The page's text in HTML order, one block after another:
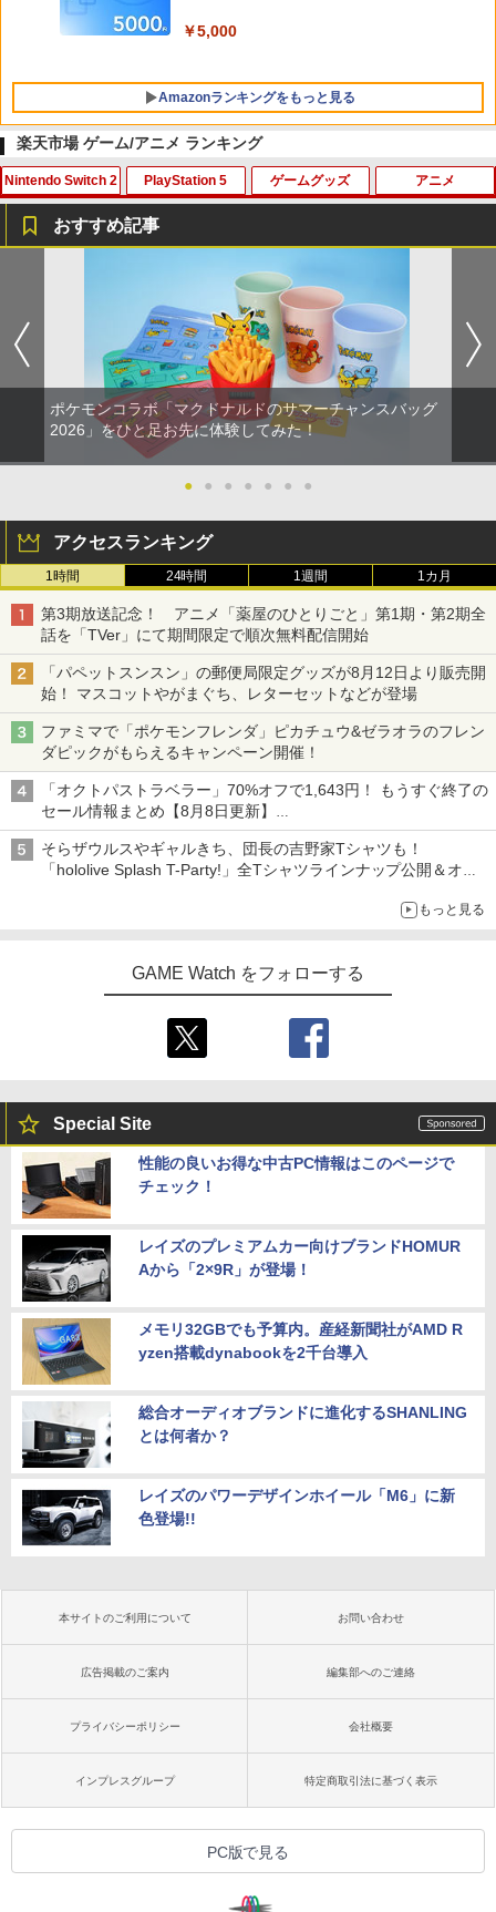
￥5,000
Amazonランキングをもっと見る
1
PlayStation 5 デジタル・エディション
￥55,000
Beast of Reincarnation -PS5 【特典】
プロダクトコード 封入
￥7,286
￥11,849
4
【純正品】DualSense ワイヤレスコン
トローラー ミッドナイト ブラック(CFI-
ZCT2J01)
￥10,737
【純正品】DualSense ワイヤレスコン
トローラー(CFI-ZCT2J)
￥10,737
1
【純正品】Xbox ワイヤレス コントロー
【純正品】Xbox ワイヤレス コントロー
ラー (ロボット ホワイト)
￥7,681
ラー (カーボンブラック)
￥8,020
【純正品】Xbox 充電式バッテリー + US
B-C ケーブル
￥2,618
5
【国内正規品】Thrustmaster スラスト
マスター TH8S シフター - PC、PS4、P
S5、PS5 Pro、Xbox One、Xbox Serie
s X|S 対応の高精度 H パターン シフター
￥14,141
1
劇場版「鬼滅の刃」無限城編 第一章 猗
劇場版「鬼滅の刃」無限城編 第一章 猗
窩座再来 通常版 [DVD]
￥3,523
ナル三方背収納ケース付きコレクション)
(オリジナル特典:オリジナル巾着＋メー
カー特典:【坤と離】二振りの剣、十翼よ
り来たる！スタジオ描き下ろしイラスト
ボード付) [Blu-ray]
￥10,780
4
劇場版「鬼滅の刃」無限城編 第一章 猗
窩座再来 完全生産限定版 [Blu-ray]
￥8,698
『映画 ラブライブ！蓮ノ空女学院スクー
ルアイドルクラブ Bloom Garden Part
￥8,589
楽天市場 ゲーム/アニメ ランキング
Nintendo Switch 2
【特典】進撃の巨人3 Switch2版(【早
期購入封入特典】DLC)
￥8,518
ダービースタリオン2 【Switch2】 POT-
P-AB73A
￥8,582
3
任天堂 マリオカート ワールド【Switch
￥8,960
任天堂 【Switch2】マリオカート ワール
ド [BEE-P-AAAAA NSW2 マリオカ-ト
ワ-ルド]
￥8,970
PlayStation 5
【特典】BLUE REFLECTION Quartet:
少女たちのキセキ PS5版(【早期購入特
典】特別フォトフレーム「Quartet」)
￥6,342
【特典】真・三國無双2 with 猛将伝 Re
典】「赤兎鐙『真・三國無双2』レトロ
スタイル」DLC)
￥6,358
3
【特典】ファイナルファンタジー レゾナ
ンス PS5版(【初回封入特典】魔導船＆
かけだし騎士の応援パック・かけだし騎
士のスタートダッシュパック)
￥6,526
4
サドン ストライク 5 デラックスエディシ
ョン
￥6,628
S5版(【早期購入封入特典】冒険スター
トダッシュセット)
￥7,199
ゲームグッズ
【中古】ファイナルファンタジーXII レ
ヴァナント・ウイング
￥596
【中古】PS2 ギャロップレーサー6 −R
evolution− PS2 the Best
[Switch] Pokemon Champions + スタ
ーターパック（ダウンロード版）※720
ポイントまでご利用可
￥980
【中古】グランド・セフト・オートV
【CEROレーティング「Z」】 (「特典」
タイガーシャークマネーカード(「GTAオ
ンライン」マネー$20万)DLCのプロダク
トコード 同梱)- PS4
￥1,598
【中古】Nintendo Switch Proコントロ
アニメ
マクロスプラス MOVIE EDITION【Blu-r
ay】 [ 山崎たくみ ]
￥4,070
Flow【Blu-ray】 [ ギンツ・ジルバロデ
ィス ]
￥4,316
3
【楽天ブックス限定先着特典】「超かぐ
ースター) [ 夏吉ゆうこ ]
￥6,800
4
マシンロボ ぶっちぎりバトルハッカーズ
全31話BOXセット ブルーレイ【Blu-ra
y】
￥7,300
劇場版「鬼滅の刃」無限城編 第一章 猗
窩座再来(完全生産限定版)【Blu-ray】 [
￥8,690
おすすめ記事
ポケモンコラボ「マクドナルドのサマーチャンスバッグ
2026」をひと足お先に体験してみた！
● ● ● ● ● ● ●
アクセスランキング
1時間 24時間 1週間 1カ月
第3期放送記念！ アニメ「薬屋のひとりごと」第1期・第2期全
話を「TVer」にて期間限定で順次無料配信開始
「パペットスンスン」の郵便局限定グッズが8月12日より販売開
始！ マスコットやがまぐち、レターセットなどが登場
ファミマで「ポケモンフレンダ」ピカチュウ&ゼラオラのフレン
ダピックがもらえるキャンペーン開催！
「オクトパストラベラー」70%オフで1,643円！ もうすぐ終了の
セール情報まとめ【8月8日更新】
ニンテンドーeショップでは「大神 絶景版」が67%オフで990円
そらザウルスやギャルきち、団長の吉野家Tシャツも！
「hololive Splash T-Party!」全Tシャツラインナップ公開＆オン
もっと見る
GAME Watch をフォローする
Special Site
性能の良いお得な中古PC情報はこのページで
チェック！
レイズのプレミアムカー向けブランドHOMUR
Aから「2×9R」が登場！
メモリ32GBでも予算内。産経新聞社がAMD R
yzen搭載dynabookを2千台導入
総合オーディオブランドに進化するSHANLING
とは何者か？
レイズのパワーデザインホイール「M6」に新
色登場!!
本サイトのご利用について お問い合わせ
広告掲載のご案内 編集部へのご連絡
プライバシーポリシー 会社概要
インプレスグループ 特定商取引法に基づく表示
PC版で見る